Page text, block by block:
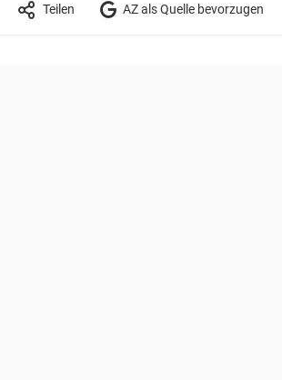
Teilen AZ als Quelle bevorzugen